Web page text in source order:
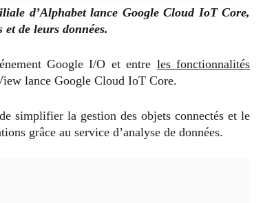
d’Alphabet lance Google Cloud IoT Core,
de leurs données.
Google I/O et entre les fonctionnalités
lance Google Cloud IoT Core.
simplifier la gestion des objets connectés et le
grâce au service d’analyse de données.